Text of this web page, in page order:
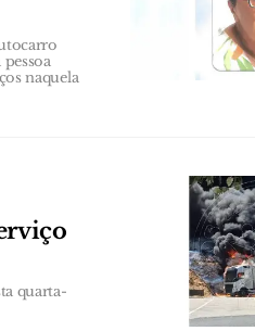
naquela
quarta-